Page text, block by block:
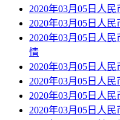
2020年03月05日人
2020年03月05日人
2020年03月05日人
情
2020年03月05日人
2020年03月05日人
2020年03月05日人
2020年03月05日人